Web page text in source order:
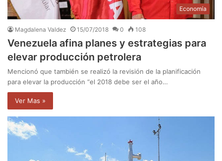
Economía
Magdalena Valdez 15/07/2018 0 108
Venezuela afina planes y estrategias para
elevar producción petrolera
Mencionó que también se realizó la revisión de la planificación
para elevar la producción “el 2018 debe ser el año…
Ver Mas »